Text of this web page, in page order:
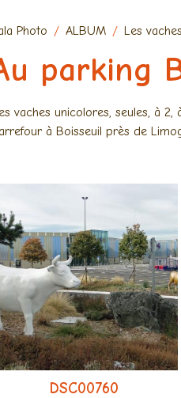
Photo ALBUM Les vaches
parking
vaches unicolores, seules, à
à Boisseuil près de
DSC00760